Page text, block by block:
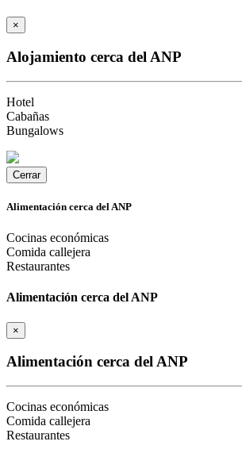
×
Alojamiento cerca del ANP
Hotel
Cabañas
Bungalows
Cerrar
Alimentación cerca del ANP
Cocinas económicas
Comida callejera
Restaurantes
Alimentación cerca del ANP
×
Alimentación cerca del ANP
Cocinas económicas
Comida callejera
Restaurantes